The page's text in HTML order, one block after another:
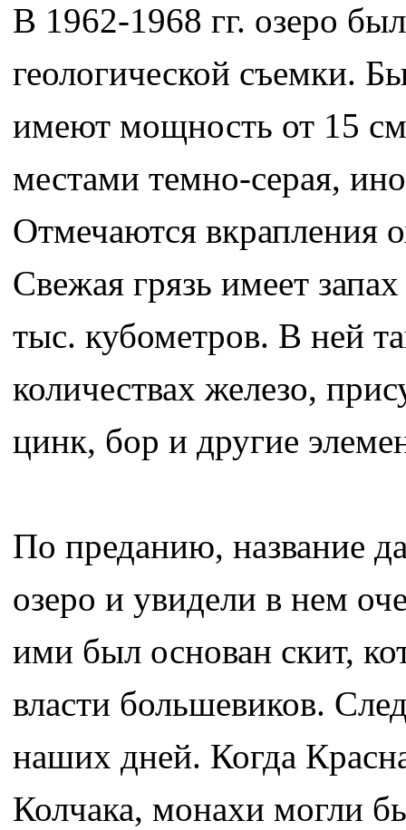
В 1962-1968 гг. озеро
геологической съемки.
имеют мощность от 15 см
местами темно-серая,
Отмечаются вкрапления
Свежая грязь имеет
тыс. кубометров. В ней
количествах железо,
цинк, бор и другие
По преданию, название
озеро и увидели в нем
ими был основан скит,
власти большевиков.
наших дней. Когда
Колчака, монахи могли